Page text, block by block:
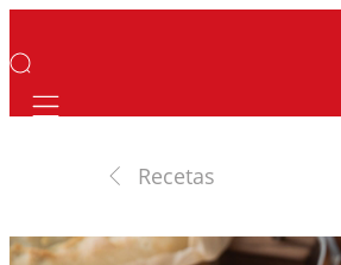
Mobile navigation
Recetas